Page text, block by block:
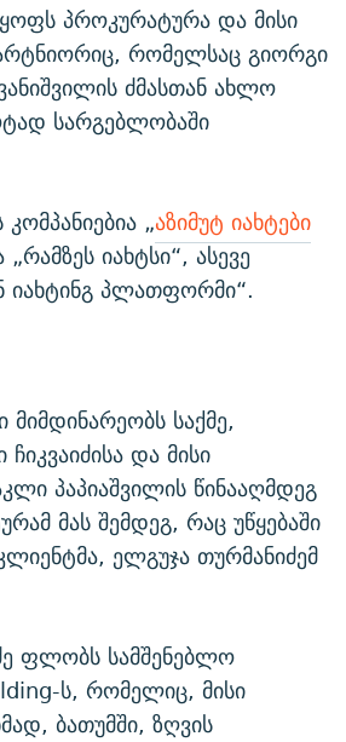
პროკურატურა და მისი
რომელსაც გიორგი
ძმასთან ახლო
სარგებლობაში
„აზიმუტ იახტები
იახტსი“, ასევე
იახტინგ პლათფორმი“.
საქმე,
და მისი
პაპიაშვილის წინააღმდეგ
მას შემდეგ, რაც უწყებაში
ელგუჯა თურმანიძემ
ფლობს სამშენებლო
ს, რომელიც, მისი
ბათუმში, ზღვის